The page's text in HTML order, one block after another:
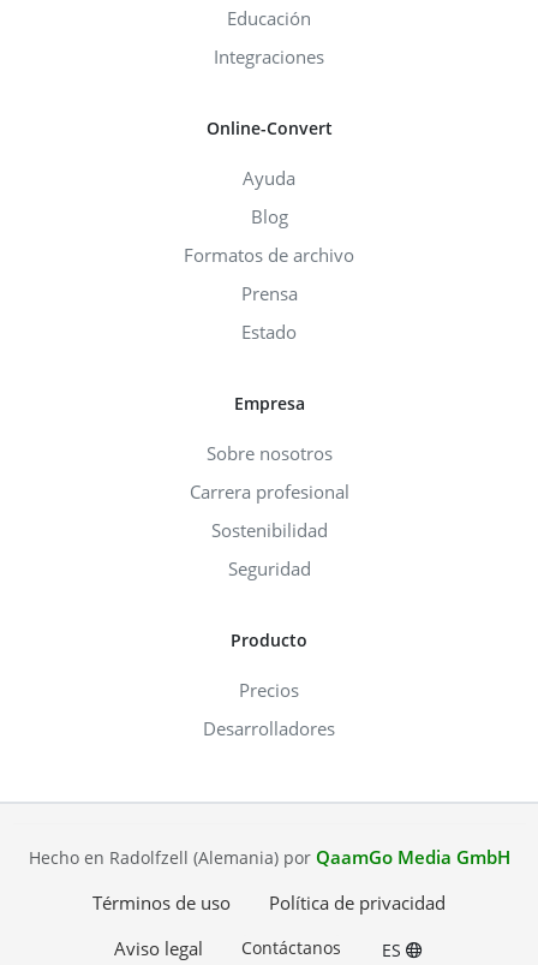
Educación
Integraciones
Online-Convert
Ayuda
Blog
Formatos de archivo
Prensa
Estado
Empresa
Sobre nosotros
Carrera profesional
Sostenibilidad
Seguridad
Producto
Precios
Desarrolladores
Hecho en Radolfzell (Alemania) por QaamGo Media GmbH
Términos de uso
Política de privacidad
Aviso legal
Contáctanos ES